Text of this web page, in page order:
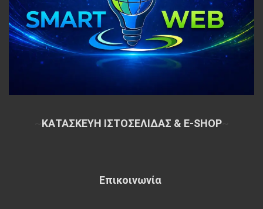
ΚΑΤΑΣΚΕΥΗ ΙΣΤΟΣΕΛΙΔΑΣ & E-SHOP~
Επικοινωνία